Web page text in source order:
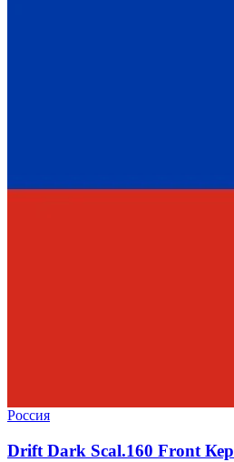
Россия
Drift Dark Scal.160 Front